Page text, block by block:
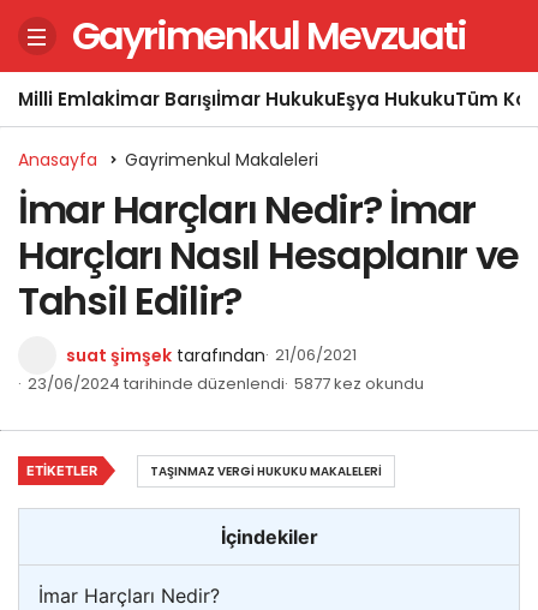
Gayrimenkul Mevzuati
Milli Emlakİmar Barışıİmar HukukuEşya HukukuTüm
Anasayfa Gayrimenkul Makaleleri
İmar Harçları Nedir? İmar
Harçları Nasıl Hesaplanır ve
Tahsil Edilir?
suat şimşek tarafından 21/06/2021
23/06/2024 tarihinde düzenlendi 5877 kez okundu
İçindekiler
İmar Harçları Nedir?
ETIKETLER TAŞINMAZ VERGI HUKUKU MAKALELERI